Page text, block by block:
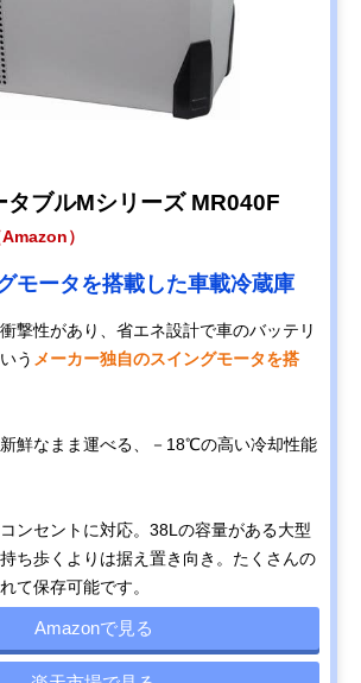
タブルMシリーズ MR040F
）
モータを搭載した車載冷蔵庫
撃性があり、省エネ設計で車のバッテリ
う メーカー独自のスイングモータを搭
鮮なまま運べる、－18℃の高い冷却性能
ンセントに対応。38Lの容量がある大型
ち歩くよりは据え置き向き。たくさんの
て保存可能です。
Amazonで見る